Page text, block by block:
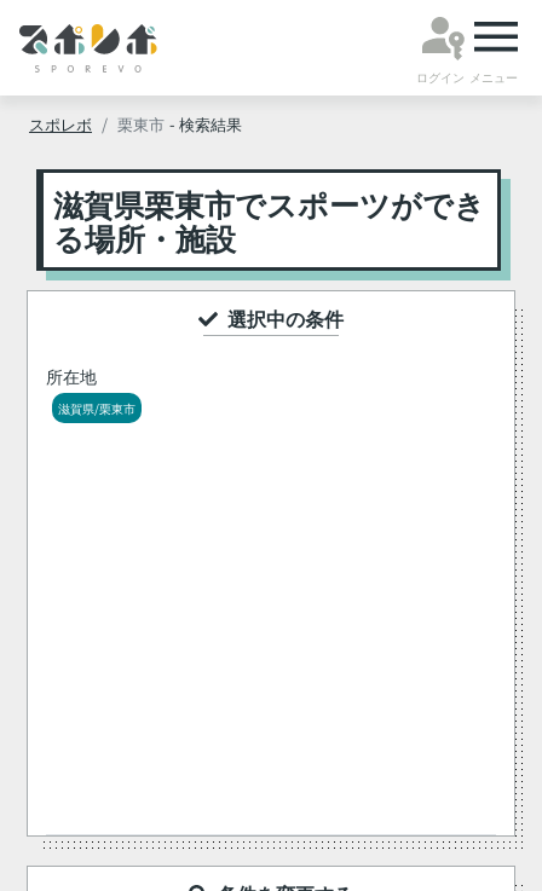
ログイン メニュー
スポレボ 栗東市 - 検索結果
滋賀県栗東市でスポーツができ
る場所・施設
選択中の条件
所在地
滋賀県/栗東市